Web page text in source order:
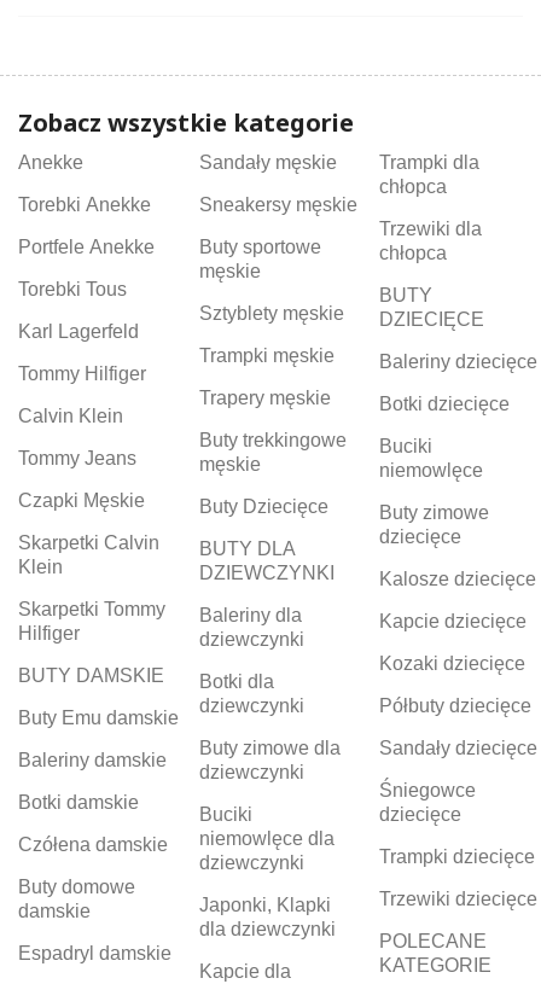
Zobacz wszystkie kategorie
Anekke
Torebki Anekke
Portfele Anekke
Torebki Tous
Karl Lagerfeld
Tommy Hilfiger
Calvin Klein
Tommy Jeans
Czapki Męskie
Skarpetki Calvin
Klein
Skarpetki Tommy
Hilfiger
BUTY DAMSKIE
Buty Emu damskie
Baleriny damskie
Botki damskie
Czółena damskie
Buty domowe
damskie
Espadryl damskie
Sandały męskie
Sneakersy męskie
Buty sportowe
męskie
Sztyblety męskie
Trampki męskie
Trapery męskie
Buty trekkingowe
męskie
Buty Dziecięce
BUTY DLA
DZIEWCZYNKI
Baleriny dla
dziewczynki
Botki dla
dziewczynki
Buty zimowe dla
dziewczynki
Buciki
niemowlęce dla
dziewczynki
Japonki, Klapki
dla dziewczynki
Kapcie dla
Trampki dla
chłopca
Trzewiki dla
chłopca
BUTY
DZIECIĘCE
Baleriny dziecięce
Botki dziecięce
Buciki
niemowlęce
Buty zimowe
dziecięce
Kalosze dziecięce
Kapcie dziecięce
Kozaki dziecięce
Półbuty dziecięce
Sandały dziecięce
Śniegowce
dziecięce
Trampki dziecięce
Trzewiki dziecięce
POLECANE
KATEGORIE